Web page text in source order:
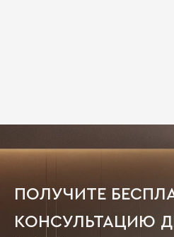
ПОЛУЧИТЕ
КОНСУЛЬТАЦИЮ